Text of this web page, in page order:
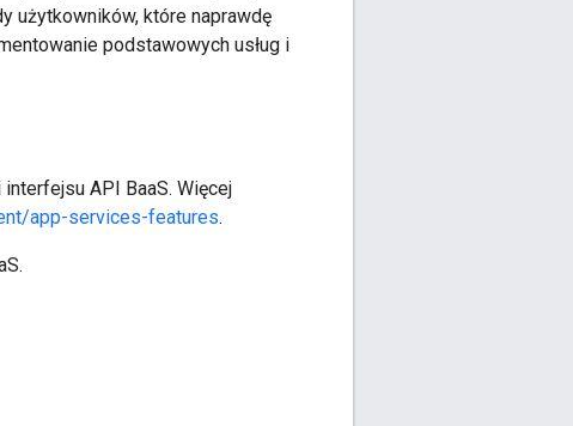
użytkowników, które naprawdę
podstawowych usług i
API BaaS. Więcej
app-services-features.